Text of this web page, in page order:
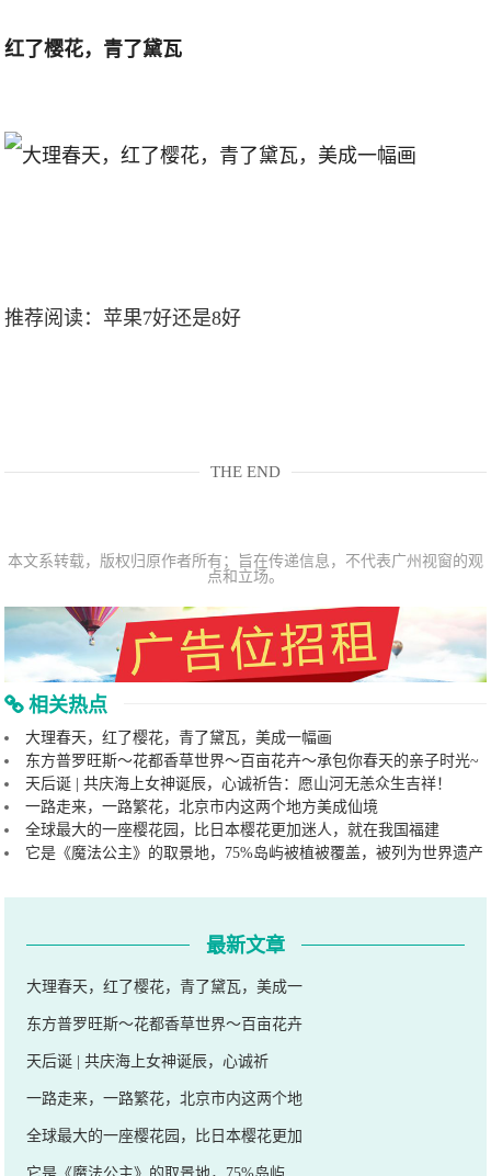
红了樱花，青了黛瓦
推荐阅读： 苹果7好还是8好
THE END
本文系转载，版权归原作者所有；旨在传递信息，不代表广州视窗的观
点和立场。
相关热点
大理春天，红了樱花，青了黛瓦，美成一幅画
东方普罗旺斯～花都香草世界～百亩花卉～承包你春天的亲子时光~
天后诞 | 共庆海上女神诞辰，心诚祈告：愿山河无恙众生吉祥！
一路走来，一路繁花，北京市内这两个地方美成仙境
全球最大的一座樱花园，比日本樱花更加迷人，就在我国福建
它是《魔法公主》的取景地，75%岛屿被植被覆盖，被列为世界遗产
最新文章
大理春天，红了樱花，青了黛瓦，美成一
东方普罗旺斯～花都香草世界～百亩花卉
天后诞 | 共庆海上女神诞辰，心诚祈
一路走来，一路繁花，北京市内这两个地
全球最大的一座樱花园，比日本樱花更加